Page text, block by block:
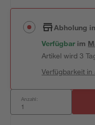
Abholung
Verfügbar im
Artikel wird 3
Verfügbarkeit
Anzahl: